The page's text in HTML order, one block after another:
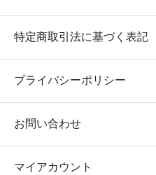
特定商取引法に基づく表記
プライバシーポリシー
お問い合わせ
マイアカウント